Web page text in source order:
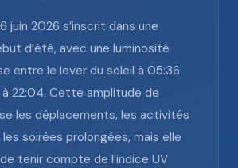
juin 2026 s’inscrit dans une
d’été, avec une luminosité
entre le lever du soleil à 05:36
22:04. Cette amplitude de
les déplacements, les activités
soirées prolongées, mais elle
tenir compte de l’indice UV